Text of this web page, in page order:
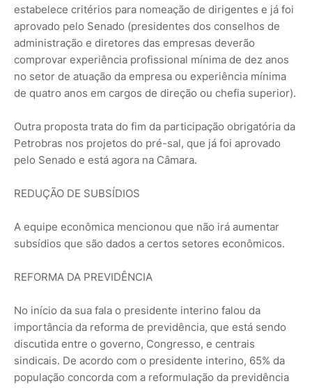
estabelece critérios para nomeação de dirigentes e já foi
aprovado pelo Senado (presidentes dos conselhos de
administração e diretores das empresas deverão
comprovar experiência profissional mínima de dez anos
no setor de atuação da empresa ou experiência mínima
de quatro anos em cargos de direção ou chefia superior).
Outra proposta trata do fim da participação obrigatória da
Petrobras nos projetos do pré-sal, que já foi aprovado
pelo Senado e está agora na Câmara.
REDUÇÃO DE SUBSÍDIOS
A equipe econômica mencionou que não irá aumentar
subsídios que são dados a certos setores econômicos.
REFORMA DA PREVIDÊNCIA
No início da sua fala o presidente interino falou da
importância da reforma de previdência, que está sendo
discutida entre o governo, Congresso, e centrais
sindicais. De acordo com o presidente interino, 65% da
população concorda com a reformulação da previdência